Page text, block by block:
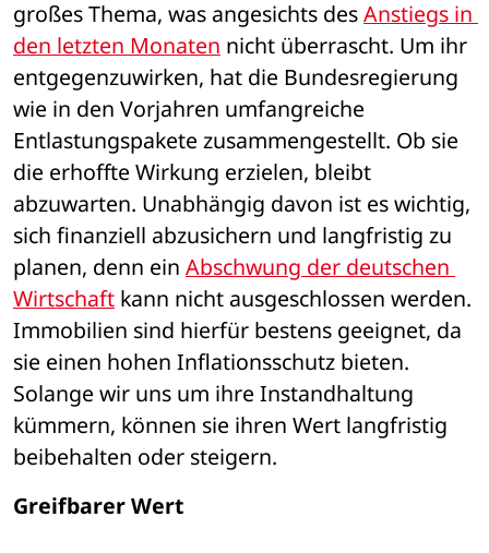
großes Thema, was angesichts des Anstiegs in
den letzten Monaten nicht überrascht. Um ihr
entgegenzuwirken, hat die Bundesregierung
wie in den Vorjahren umfangreiche
Entlastungspakete zusammengestellt. Ob sie
die erhoffte Wirkung erzielen, bleibt
abzuwarten. Unabhängig davon ist es wichtig,
sich finanziell abzusichern und langfristig zu
planen, denn ein Abschwung der deutschen
Wirtschaft kann nicht ausgeschlossen werden.
Immobilien sind hierfür bestens geeignet, da
sie einen hohen Inflationsschutz bieten.
Solange wir uns um ihre Instandhaltung
kümmern, können sie ihren Wert langfristig
beibehalten oder steigern.
Greifbarer Wert